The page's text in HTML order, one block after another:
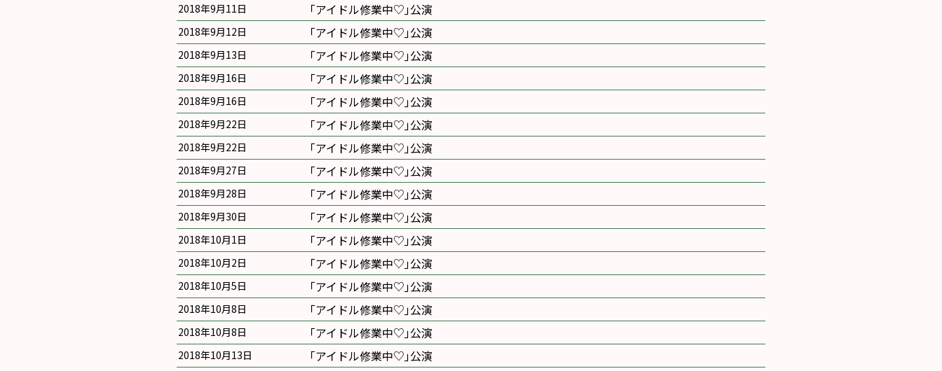
2018年9月11日 ｢アイドル修業中♡｣公演
2018年9月12日 ｢アイドル修業中♡｣公演
2018年9月13日 ｢アイドル修業中♡｣公演
2018年9月16日 ｢アイドル修業中♡｣公演
2018年9月16日 ｢アイドル修業中♡｣公演
2018年9月22日 ｢アイドル修業中♡｣公演
2018年9月22日 ｢アイドル修業中♡｣公演
2018年9月27日 ｢アイドル修業中♡｣公演
2018年9月28日 ｢アイドル修業中♡｣公演
2018年9月30日 ｢アイドル修業中♡｣公演
2018年10月1日 ｢アイドル修業中♡｣公演
2018年10月2日 ｢アイドル修業中♡｣公演
2018年10月5日 ｢アイドル修業中♡｣公演
2018年10月8日 ｢アイドル修業中♡｣公演
2018年10月8日 ｢アイドル修業中♡｣公演
2018年10月13日 ｢アイドル修業中♡｣公演